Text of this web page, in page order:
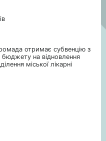
отримає субвенцію з
на відновлення
міської лікарні